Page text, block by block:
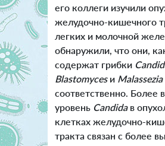
его коллеги изучили
желудочно-кишечного
легких и молочной
обнаружили, что они,
содержат грибки
Blastomycesи Malassezia
соответственно. Более
уровень Candida в
клетках желудочно-
тракта связан с более